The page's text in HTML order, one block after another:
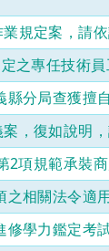
規定案，請
專任技術
分局查獲擅
，復如說明，
項規範承裝
相關法令適
學力鑑定考